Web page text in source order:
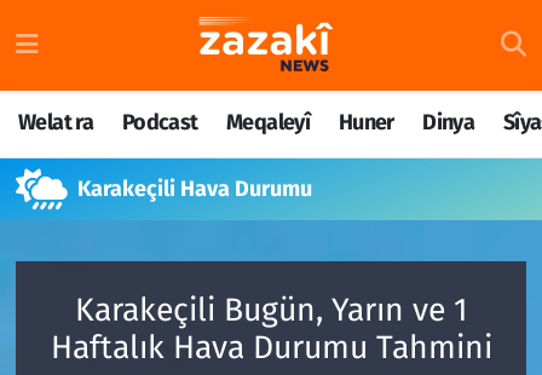
Welat ra Podcast Meqaleyî Huner Dinya
Karakeçili Hava Durumu
Karakeçili Bugün, Yarın ve 1
Haftalık Hava Durumu Tahmini
Welat ra
Podcast
Meqaleyî
Dinya
Nöbetçi Eczaneler
Hava Durumu
Namaz Vakitleri
Süper Lig Puan Durumu ve Fikstür